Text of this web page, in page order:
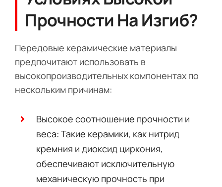
Прочности На Изгиб?
Передовые керамические материалы
предпочитают использовать в
высокопроизводительных компонентах по
нескольким причинам:
Высокое соотношение прочности и
веса: Такие керамики, как нитрид
кремния и диоксид циркония,
обеспечивают исключительную
механическую прочность при